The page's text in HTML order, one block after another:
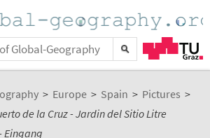
> Europe > Spain > Pictures >
de la Cruz - Jardin del Sitio Litre
Eingang